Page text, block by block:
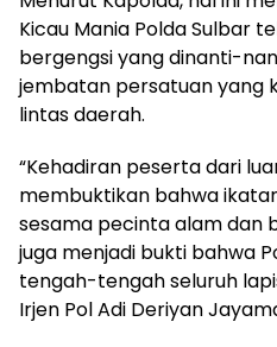
Kicau Mania Polda Sulbar
bergengsi yang dinanti-
jembatan persatuan yang
lintas daerah.
“Kehadiran peserta dari
membuktikan bahwa
sesama pecinta alam dan
juga menjadi bukti bahwa
tengah-tengah seluruh
Irjen Pol Adi Deriyan